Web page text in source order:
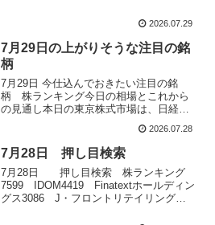
2026.07.29
7月29日の上がりそうな注目の銘
柄
7月29日 今仕込んでおきたい注目の銘
柄 株ランキング今日の相場とこれから
の見通し本日の東京株式市場は、日経平
92銭、TOPIXも102.48ポイント安の
3,963.59ポイントと、ともに大幅反落と
なりました。前日の米国市場で半導体関
連株が...
2026.07.28
7月28日 押し目検索
7月28日 押し目検索 株ランキング
7599 IDOM4419 Finatextホールディン
グス3086 J・フロントリテイリング